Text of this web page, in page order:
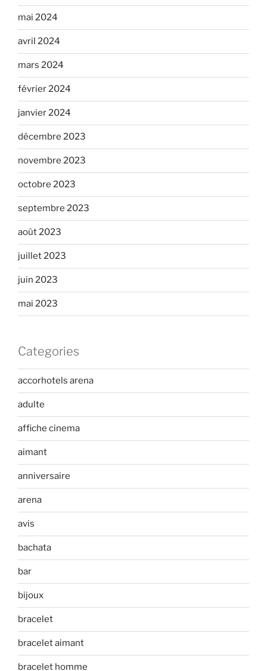
mai 2024
avril 2024
mars 2024
février 2024
janvier 2024
décembre 2023
novembre 2023
octobre 2023
septembre 2023
août 2023
juillet 2023
juin 2023
mai 2023
Categories
accorhotels arena
adulte
affiche cinema
aimant
anniversaire
arena
avis
bachata
bar
bijoux
bracelet
bracelet aimant
bracelet homme